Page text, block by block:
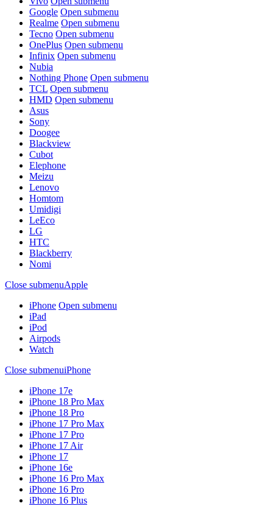
Google Open submenu
Realme Open submenu
Tecno Open submenu
OnePlus Open submenu
Infinix Open submenu
Nubia
Nothing Phone Open submenu
TCL Open submenu
HMD Open submenu
Asus
Sony
Doogee
Blackview
Cubot
Elephone
Meizu
Lenovo
Homtom
Umidigi
LeEco
LG
HTC
Blackberry
Nomi
Close submenuApple
iPhone Open submenu
iPad
iPod
Airpods
Watch
Close submenuiPhone
iPhone 17e
iPhone 18 Pro Max
iPhone 18 Pro
iPhone 17 Pro Max
iPhone 17 Pro
iPhone 17 Air
iPhone 17
iPhone 16e
iPhone 16 Pro Max
iPhone 16 Pro
iPhone 16 Plus